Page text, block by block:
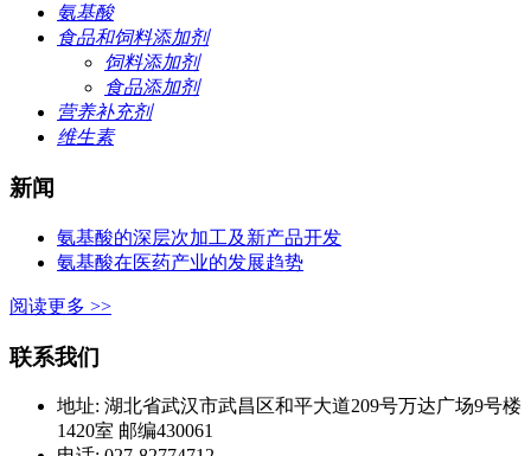
氨基酸
食品和饲料添加剂
饲料添加剂
食品添加剂
营养补充剂
维生素
新闻
氨基酸的深层次加工及新产品开发
氨基酸在医药产业的发展趋势
阅读更多 >>
联系我们
地址: 湖北省武汉市武昌区和平大道209号万达广场9号楼
1420室 邮编430061